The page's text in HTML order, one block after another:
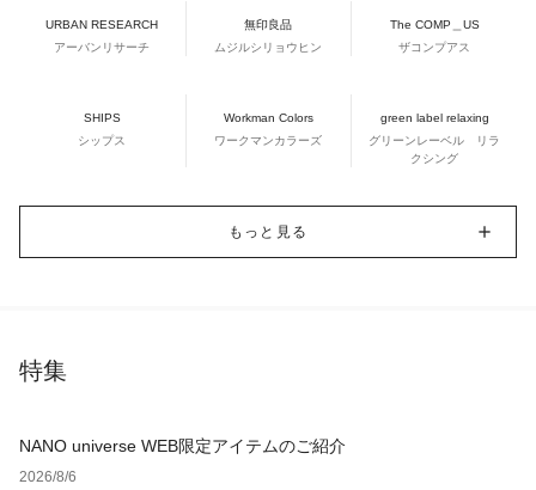
URBAN RESEARCH
アーバンリサーチ
無印良品
ムジルシリョウヒン
The COMP＿US
ザコンプアス
SHIPS
シップス
Workman Colors
ワークマンカラーズ
green label relaxing
グリーンレーベル リラ
クシング
もっと見る
特集
NANO universe WEB限定アイテムのご紹介
2026/8/6